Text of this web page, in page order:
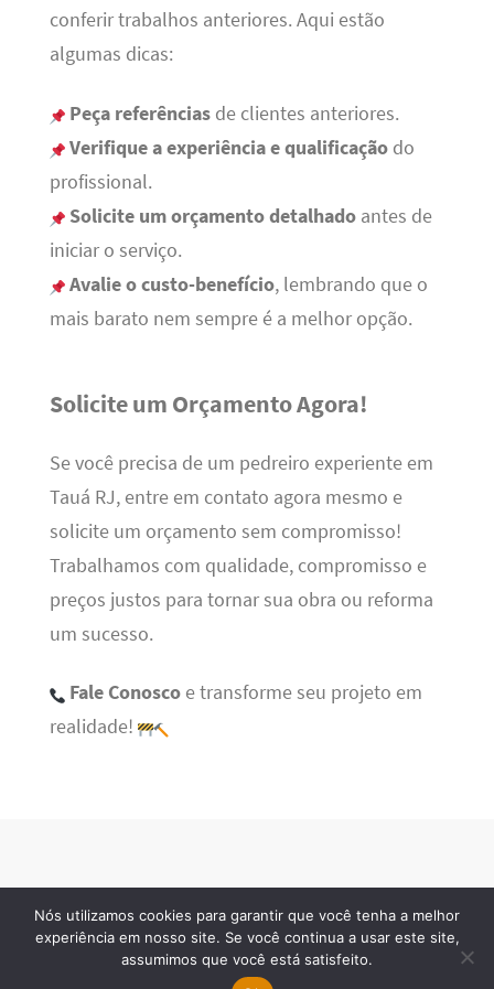
conferir trabalhos anteriores. Aqui estão
algumas dicas:
Peça referênciasde clientes anteriores.
Verifique a experiência e qualificaçãodo
profissional.
Solicite um orçamento detalhadoantes de
iniciar o serviço.
Avalie o custo-benefício, lembrando que o
mais barato nem sempre é a melhor opção.
Solicite um Orçamento Agora!
Se você precisa de um pedreiro experiente em
Tauá RJ, entre em contato agora mesmo e
solicite um orçamento sem compromisso!
Trabalhamos com qualidade, compromisso e
preços justos para tornar sua obra ou reforma
um sucesso.
Fale Conoscoe transforme seu projeto em
realidade!
· 2026 © Todos os direitos reservados
Nós utilizamos cookies para garantir que você tenha a melhor
experiência em nosso site. Se você continua a usar este site,
assumimos que você está satisfeito.